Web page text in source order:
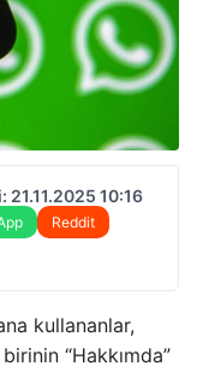
21.11.2025 10:16
Reddit
kullananlar,
“Hakkımda”